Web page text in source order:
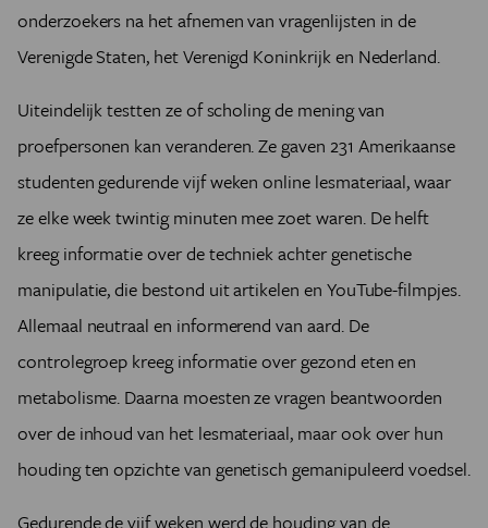
onderzoekers na het afnemen van vragenlijsten in de
Verenigde Staten, het Verenigd Koninkrijk en Nederland.
Uiteindelijk testten ze of scholing de mening van
proefpersonen kan veranderen. Ze gaven 231 Amerikaanse
studenten gedurende vijf weken online lesmateriaal, waar
ze elke week twintig minuten mee zoet waren. De helft
kreeg informatie over de techniek achter genetische
manipulatie, die bestond uit artikelen en YouTube-filmpjes.
Allemaal neutraal en informerend van aard. De
controlegroep kreeg informatie over gezond eten en
metabolisme. Daarna moesten ze vragen beantwoorden
over de inhoud van het lesmateriaal, maar ook over hun
houding ten opzichte van genetisch gemanipuleerd voedsel.
Gedurende de vijf weken werd de houding van de